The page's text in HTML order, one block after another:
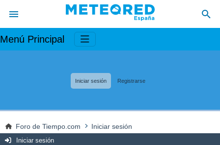
Menú Principal
Iniciar sesión Registrarse
Foro de Tiempo.com Iniciar sesión
Iniciar sesión